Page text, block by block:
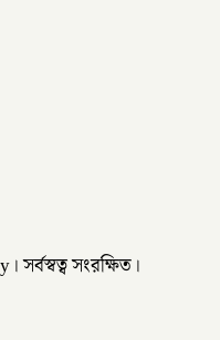
সংরক্ষিত।